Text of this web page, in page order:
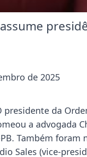
de 2025
presidente da
a advogada
Também
Sales (vice-